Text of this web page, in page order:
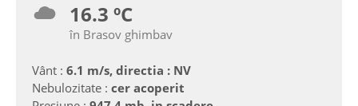
16.3 ºC
în Brasov ghimbav
Vânt : 6.1 m/s, directia : NV
Nebulozitate : cer acoperit